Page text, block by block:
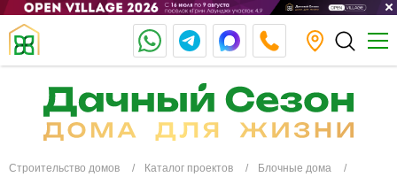
Строительство домов Каталог проектов Блочные дома